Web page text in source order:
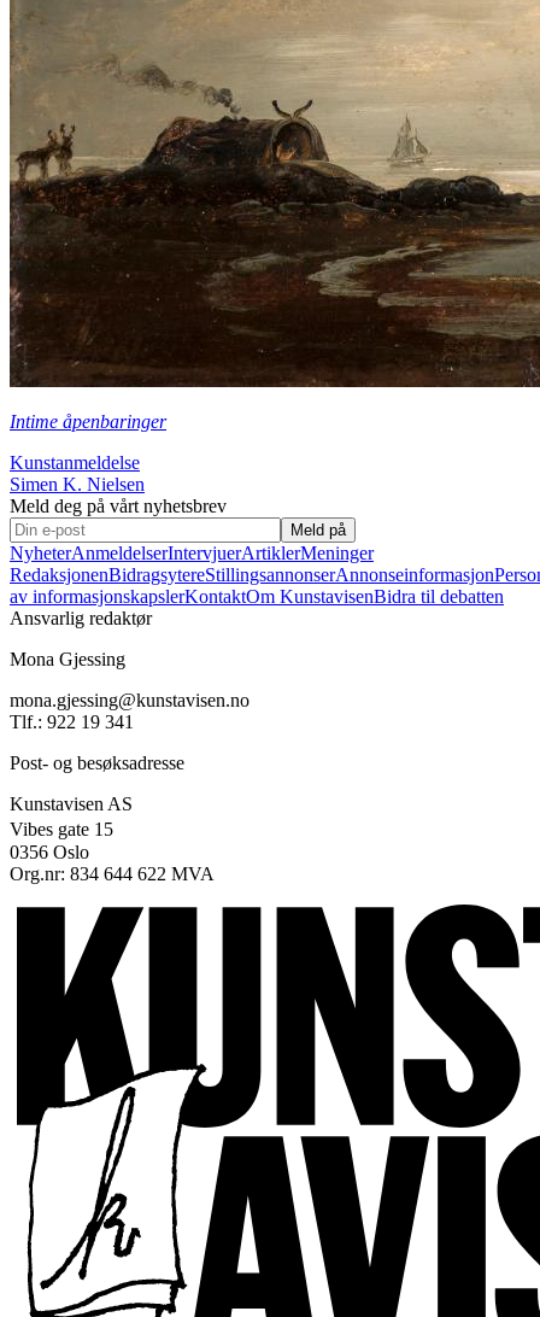
Intime åpenbaringer
Kunstanmeldelse
Simen K. Nielsen
Meld deg på vårt nyhetsbrev
Meld på
NyheterAnmeldelserIntervjuerArtiklerMeninger
RedaksjonenBidragsytereStillingsannonserAnnonseinformasjon
av informasjonskapslerKontaktOm KunstavisenBidra til debatten
Ansvarlig redaktør
Mona Gjessing
mona.gjessing@kunstavisen.no
Tlf.: 922 19 341
Post- og besøksadresse
Kunstavisen AS
Vibes gate 15
0356 Oslo
Org.nr: 834 644 622 MVA